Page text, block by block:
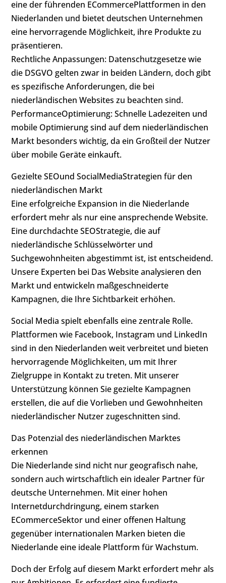
eine der führenden ECommercePlattformen in den
Niederlanden und bietet deutschen Unternehmen
eine hervorragende Möglichkeit, ihre Produkte zu
präsentieren.
Rechtliche Anpassungen: Datenschutzgesetze wie
die DSGVO gelten zwar in beiden Ländern, doch gibt
es spezifische Anforderungen, die bei
niederländischen Websites zu beachten sind.
PerformanceOptimierung: Schnelle Ladezeiten und
mobile Optimierung sind auf dem niederländischen
Markt besonders wichtig, da ein Großteil der Nutzer
über mobile Geräte einkauft.
Gezielte SEOund SocialMediaStrategien für den
niederländischen Markt
Eine erfolgreiche Expansion in die Niederlande
erfordert mehr als nur eine ansprechende Website.
Eine durchdachte SEOStrategie, die auf
niederländische Schlüsselwörter und
Suchgewohnheiten abgestimmt ist, ist entscheidend.
Unsere Experten bei Das Website analysieren den
Markt und entwickeln maßgeschneiderte
Kampagnen, die Ihre Sichtbarkeit erhöhen.
Social Media spielt ebenfalls eine zentrale Rolle.
Plattformen wie Facebook, Instagram und LinkedIn
sind in den Niederlanden weit verbreitet und bieten
hervorragende Möglichkeiten, um mit Ihrer
Zielgruppe in Kontakt zu treten. Mit unserer
Unterstützung können Sie gezielte Kampagnen
erstellen, die auf die Vorlieben und Gewohnheiten
niederländischer Nutzer zugeschnitten sind.
Das Potenzial des niederländischen Marktes
erkennen
Die Niederlande sind nicht nur geografisch nahe,
sondern auch wirtschaftlich ein idealer Partner für
deutsche Unternehmen. Mit einer hohen
Internetdurchdringung, einem starken
ECommerceSektor und einer offenen Haltung
gegenüber internationalen Marken bieten die
Niederlande eine ideale Plattform für Wachstum.
Doch der Erfolg auf diesem Markt erfordert mehr als